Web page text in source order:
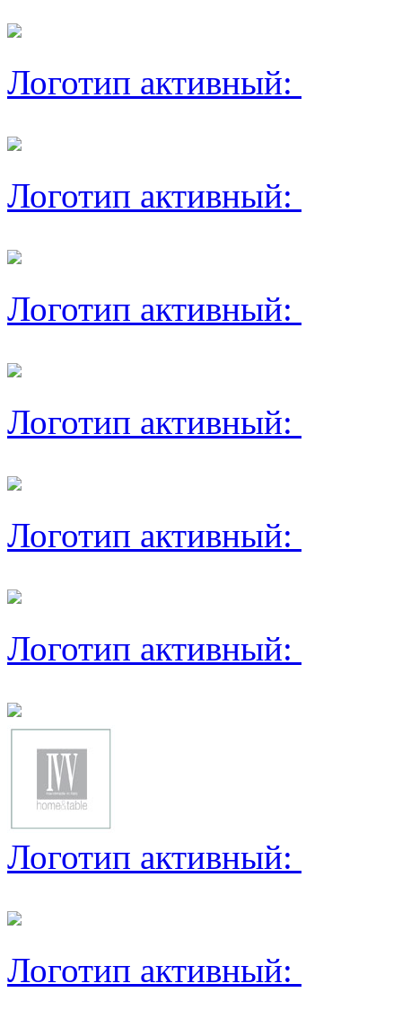
Логотип активный:
Логотип активный:
Логотип активный:
Логотип активный:
Логотип активный:
Логотип активный:
Логотип активный:
Логотип активный: